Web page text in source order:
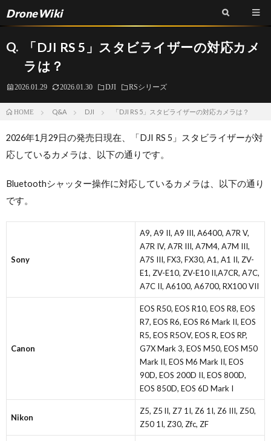
DroneWiki
Q.
「DJI RS 5」スタビライザーの対応カメ
ラは？
2026.01.29 2026.01.30 DJI RSシリーズ
HOME Q&A DJI 「DJI RS 5」スタビライザーの対応カメラは？
2026年1月29日の発売日現在、「DJI RS 5」スタビライザーが対
応しているカメラは、以下の通りです。
Bluetoothシャッター操作に対応しているカメラは、以下の通り
です。
Sony
A9, A9 II, A9 III, A6400, A7R V,
A7R IV, A7R III, A7M4, A7M III,
A7S III, FX3, FX30, A1, A1 II, ZV-
E1, ZV-E10, ZV-E10 II,A7CR, A7C,
A7C II, A6100, A6700, RX100 VII
Canon
EOS R50, EOS R10, EOS R8, EOS
R7, EOS R6, EOS R6 Mark II, EOS
R5, EOS R5OV, EOS R, EOS RP,
G7X Mark 3, EOS M50, EOS M50
Mark II, EOS M6 Mark II, EOS
90D, EOS 200D II, EOS 800D,
EOS 850D, EOS 6D Mark I
Nikon
Z5, Z5 lI, Z7 1I, Z6 1I, Z6 III, Z50,
Z50 1I, Z30, Zfc, ZF